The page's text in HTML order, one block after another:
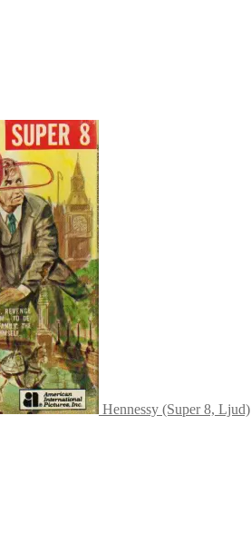
Hennessy (Super 8, Ljud)